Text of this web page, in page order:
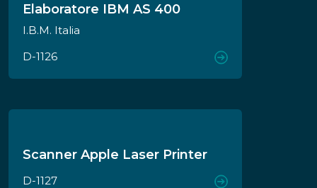
Elaboratore IBM AS 400
I.B.M. Italia
D-1126
Scanner Apple Laser Printer
D-1127